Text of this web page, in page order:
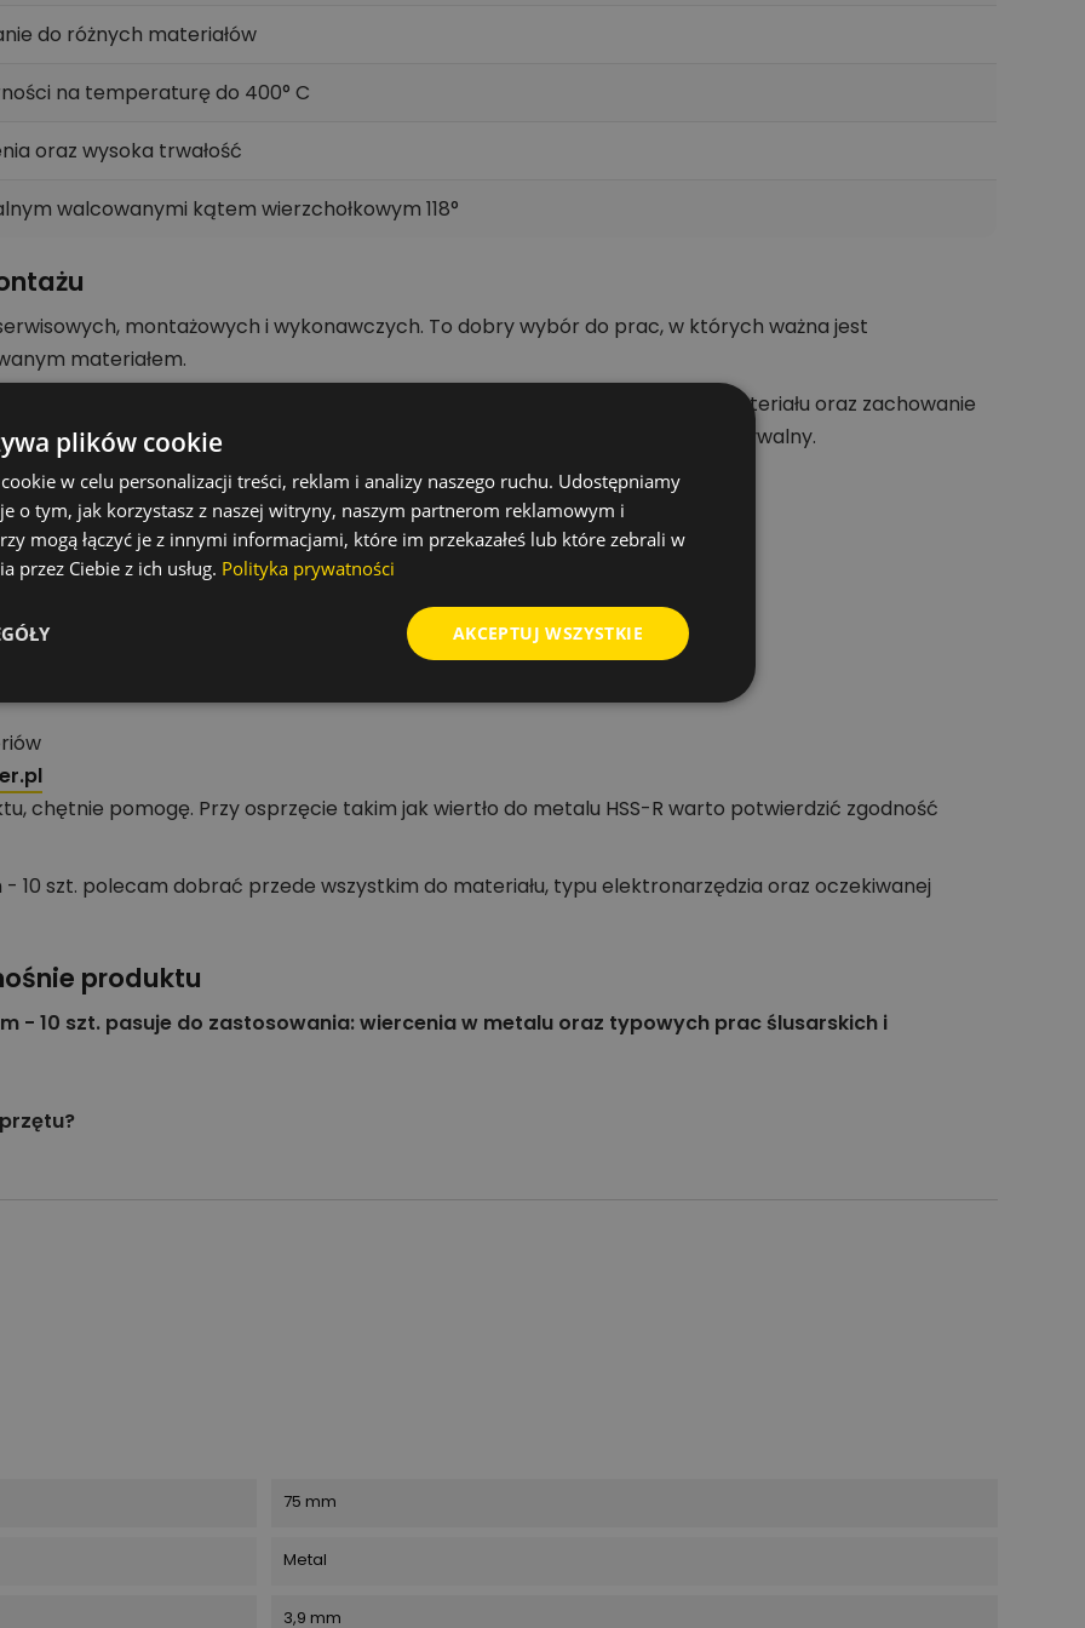
do różnych materiałów
na temperaturę do 400° C
oraz wysoka trwałość
walcowanymi kątem wierzchołkowym 118°
montażowych i wykonawczych. To dobry wybór do prac, w których ważna jest
materiałem.
mm x 75 mm - 10 szt. szczególnie istotne jest dopasowanie osprzętu do materiału oraz zachowanie
narzędzie może pracować stabilnie, a efekt obróbki będzie bardziej przewidywalny.
wariantów.
grupy Wiertła standardowe do metalu.
chętnie pomogę. Przy osprzęcie takim jak wiertło do metalu HSS-R warto potwierdzić zgodność
- 10 szt. polecam dobrać przede wszystkim do materiału, typu elektronarzędzia oraz oczekiwanej
produktu
- 10 szt. pasuje do zastosowania: wiercenia w metalu oraz typowych prac ślusarskich i
75 mm
Metal
3,9 mm
plików cookie
w celu personalizacji treści, reklam i analizy naszego ruchu. Udostępniamy
o tym, jak korzystasz z naszej witryny, naszym partnerom reklamowym i
mogą łączyć je z innymi informacjami, które im przekazałeś lub które zebrali w
przez Ciebie z ich usług. Polityka prywatności
AKCEPTUJ WSZYSTKIE